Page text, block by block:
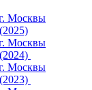
Москвы
Москвы
Москвы